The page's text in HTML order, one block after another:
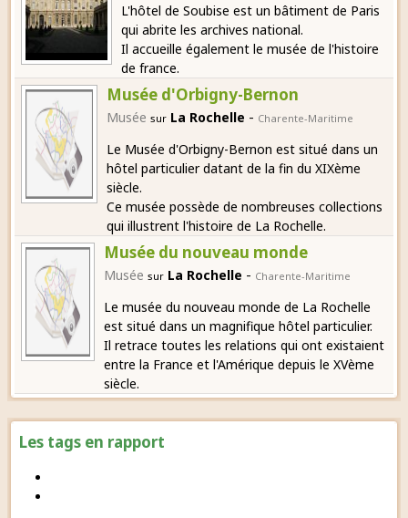
Les tags en rapport
L'hôtel de Soubise est un bâtiment de Paris
qui abrite les archives national.
Il accueille également le musée de l'histoire
de france.
Musée d'Orbigny-Bernon
Musée sur La Rochelle - Charente-Maritime
Le Musée d'Orbigny-Bernon est situé dans un
hôtel particulier datant de la fin du XIXème
siècle.
Ce musée possède de nombreuses collections
qui illustrent l'histoire de La Rochelle.
Musée du nouveau monde
Musée sur La Rochelle - Charente-Maritime
Le musée du nouveau monde de La Rochelle
est situé dans un magnifique hôtel particulier.
Il retrace toutes les relations qui ont existaient
entre la France et l'Amérique depuis le XVème
siècle.